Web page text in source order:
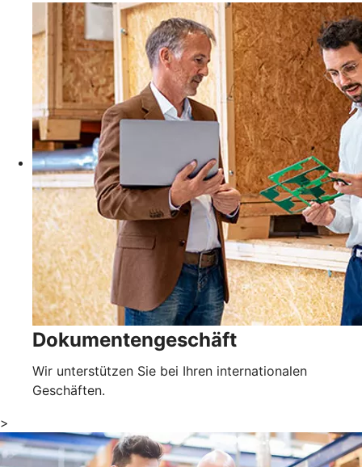
Dokumentengeschäft
Wir unterstützen Sie bei Ihren internationalen
Geschäften.
>